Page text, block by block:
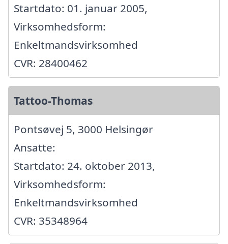
Startdato: 01. januar 2005,
Virksomhedsform:
Enkeltmandsvirksomhed
CVR: 28400462
Tattoo-Thomas
Pontsøvej 5, 3000 Helsingør
Ansatte:
Startdato: 24. oktober 2013,
Virksomhedsform:
Enkeltmandsvirksomhed
CVR: 35348964